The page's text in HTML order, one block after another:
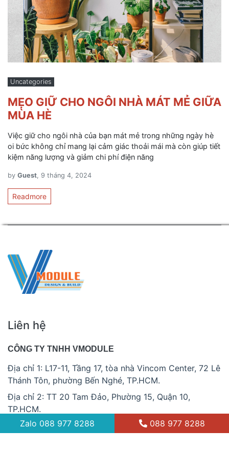
Uncategories
MẸO GIỮ CHO NGÔI NHÀ MÁT MẺ GIỮA
MÙA HÈ
Việc giữ cho ngôi nhà của bạn mát mẻ trong những ngày hè
oi bức không chỉ mang lại cảm giác thoải mái mà còn giúp tiết
kiệm năng lượng và giảm chi phí điện năng
by Guest, 9 tháng 4, 2024
Readmore
Liên hệ
CÔNG TY TNHH VMODULE
Địa chỉ 1: L17-11, Tầng 17, tòa nhà Vincom Center, 72 Lê
Thánh Tôn, phường Bến Nghé, TP.HCM.
Địa chỉ 2: TT 20 Tam Đảo, Phường 15, Quận 10,
TP.HCM.
088 977 8288
Zalo 088 977 8288 088 977 8288